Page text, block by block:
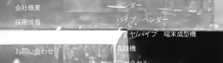
会社概要
採用情報
お問い合わせ
ベンダー
パイプ ベンダー
ワイヤ/パイプ 端末成型機
直線機